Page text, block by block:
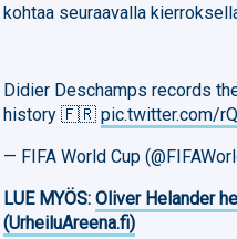
kohtaa seuraavalla
Didier Deschamps records
history 🇫🇷pic.twitter.com/
— FIFA World Cup
LUE MYÖS:Oliver Helander
(UrheiluAreena.fi)